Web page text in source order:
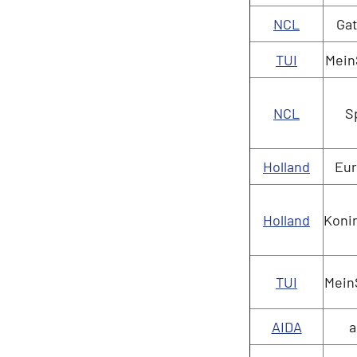
Južná Amerika
Južná Amerika
Arabský polostrov
Emiráty a Perzský záliv
Japonsko
Juhovýchodná Ázia
Austrália a Nový Zéland
Austrália a Nový
Afrika a Indický oceán
NCL
TUI
NCL
Holland
Holland
TUI
AIDA